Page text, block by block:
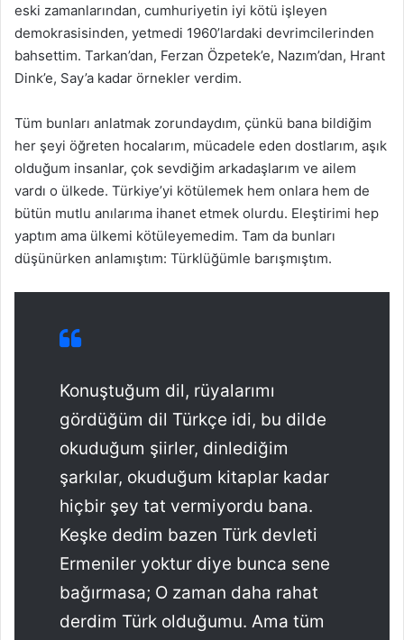
eski zamanlarından, cumhuriyetin iyi kötü işleyen
demokrasisinden, yetmedi 1960’lardaki devrimcilerinden
bahsettim. Tarkan’dan, Ferzan Özpetek’e, Nazım’dan, Hrant
Dink’e, Say’a kadar örnekler verdim.
Tüm bunları anlatmak zorundaydım, çünkü bana bildiğim
her şeyi öğreten hocalarım, mücadele eden dostlarım, aşık
olduğum insanlar, çok sevdiğim arkadaşlarım ve ailem
vardı o ülkede. Türkiye’yi kötülemek hem onlara hem de
bütün mutlu anılarıma ihanet etmek olurdu. Eleştirimi hep
yaptım ama ülkemi kötüleyemedim. Tam da bunları
düşünürken anlamıştım: Türklüğümle barışmıştım.
Konuştuğum dil, rüyalarımı
gördüğüm dil Türkçe idi, bu dilde
okuduğum şiirler, dinlediğim
şarkılar, okuduğum kitaplar kadar
hiçbir şey tat vermiyordu bana.
Keşke dedim bazen Türk devleti
Ermeniler yoktur diye bunca sene
bağırmasa; O zaman daha rahat
derdim Türk olduğumu. Ama tüm